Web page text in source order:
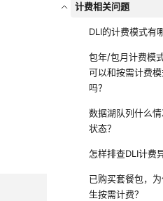
计费相关问题
DLI的计费模式有
包年/包月计费模
可以和按需计费
吗？
数据湖队列什么
状态？
怎样排查DLI计费
已购买套餐包，
生按需计费？
©2026 Huaweicloud.com